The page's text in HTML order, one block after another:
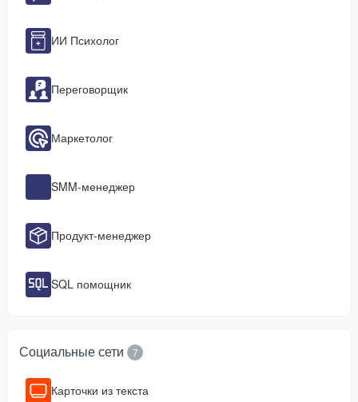
ИИ Психолог
Переговорщик
Маркетолог
SMM-менеджер
Продукт-менеджер
SQL помощник
Социальные сети 7
Карточки из текста